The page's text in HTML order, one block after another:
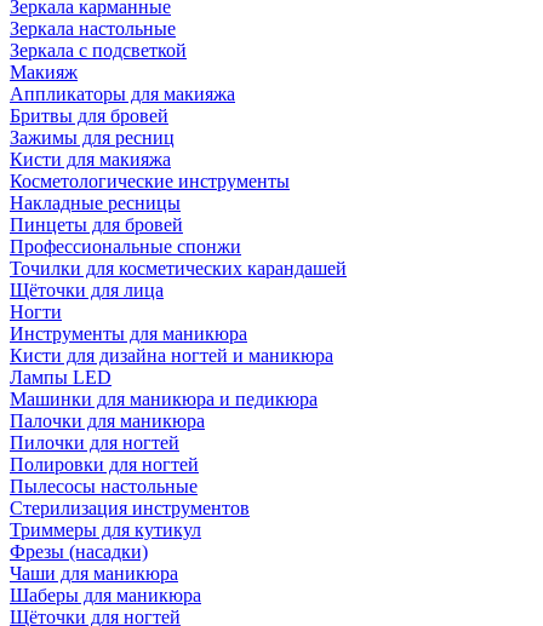
Зеркала карманные
Зеркала настольные
Зеркала с подсветкой
Макияж
Аппликаторы для макияжа
Бритвы для бровей
Зажимы для ресниц
Кисти для макияжа
Косметологические инструменты
Накладные ресницы
Пинцеты для бровей
Профессиональные спонжи
Точилки для косметических карандашей
Щёточки для лица
Ногти
Инструменты для маникюра
Кисти для дизайна ногтей и маникюра
Лампы LED
Машинки для маникюра и педикюра
Палочки для маникюра
Пилочки для ногтей
Полировки для ногтей
Пылесосы настольные
Стерилизация инструментов
Триммеры для кутикул
Фрезы (насадки)
Чаши для маникюра
Шаберы для маникюра
Щёточки для ногтей